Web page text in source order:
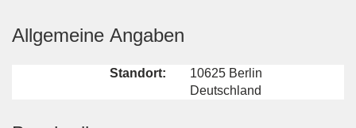
Allgemeine Angaben
Standort:
10625 Berlin
Deutschland